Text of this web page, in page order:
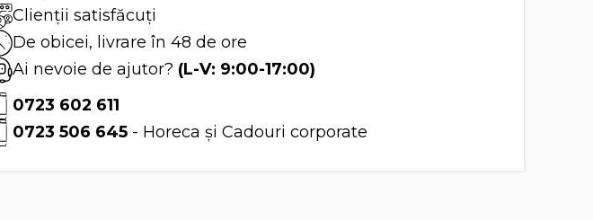
Clienții satisfăcuți
De obicei, livrare în 48 de ore
Ai nevoie de ajutor? (L-V: 9:00-17:00)
0723 602 611
0723 506 645- Horeca și Cadouri corporate